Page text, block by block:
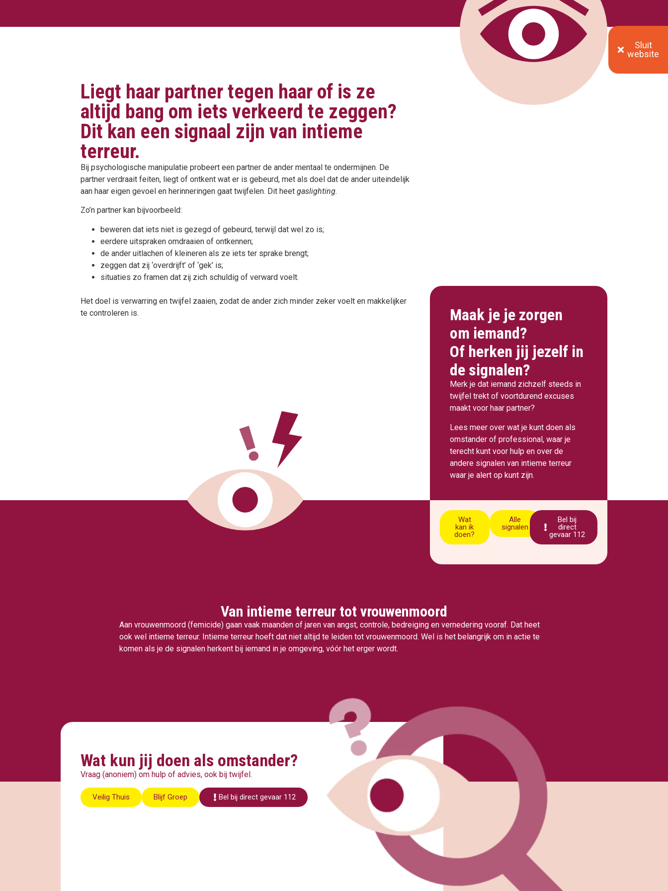
Liegt haar partner tegen haar of is ze
altijd bang om iets verkeerd te zeggen?
Dit kan een signaal zijn van intieme
terreur.
Bij psychologische manipulatie probeert een partner de ander mentaal te ondermijnen. De
partner verdraait feiten, liegt of ontkent wat er is gebeurd, met als doel dat de ander uiteindelijk
aan haar eigen gevoel en herinneringen gaat twijfelen. Dit heet gaslighting.
Zo’n partner kan bijvoorbeeld:
beweren dat iets niet is gezegd of gebeurd, terwijl dat wel zo is;
eerdere uitspraken omdraaien of ontkennen;
de ander uitlachen of kleineren als ze iets ter sprake brengt;
zeggen dat zij ‘overdrijft’ of ‘gek’ is;
situaties zo framen dat zij zich schuldig of verward voelt.
Het doel is verwarring en twijfel zaaien, zodat de ander zich minder zeker voelt en makkelijker
te controleren is.
Maak je je zorgen
om iemand?
Of herken jij jezelf in
de signalen?
Merk je dat iemand zichzelf steeds in
twijfel trekt of voortdurend excuses
maakt voor haar partner?
Lees meer over wat je kunt doen als
omstander of professional, waar je
terecht kunt voor hulp en over de
andere signalen van intieme terreur
waar je alert op kunt zijn.
Wat
kan ik
doen?
Alle
signalen
Bel bij
direct
gevaar 112
Van intieme terreur tot vrouwenmoord
Aan vrouwenmoord (femicide) gaan vaak maanden of jaren van angst, controle, bedreiging en vernedering vooraf. Dat heet
ook wel intieme terreur. Intieme terreur hoeft dat niet altijd te leiden tot vrouwenmoord. Wel is het belangrijk om in actie te
komen als je de signalen herkent bij iemand in je omgeving, vóór het erger wordt.
Wat kun jij doen als omstander?
Vraag (anoniem) om hulp of advies, ook bij twijfel.
Veilig Thuis Blijf Groep Bel bij direct gevaar 112
Sluit
website